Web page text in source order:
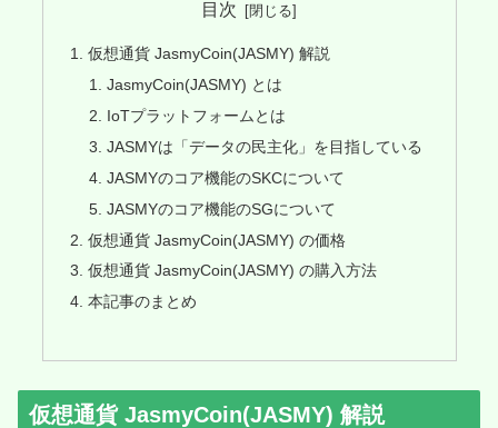
目次
仮想通貨 JasmyCoin(JASMY) 解説
JasmyCoin(JASMY) とは
IoTプラットフォームとは
JASMYは「データの民主化」を目指している
JASMYのコア機能のSKCについて
JASMYのコア機能のSGについて
仮想通貨 JasmyCoin(JASMY) の価格
仮想通貨 JasmyCoin(JASMY) の購入方法
本記事のまとめ
仮想通貨 JasmyCoin(JASMY) 解説